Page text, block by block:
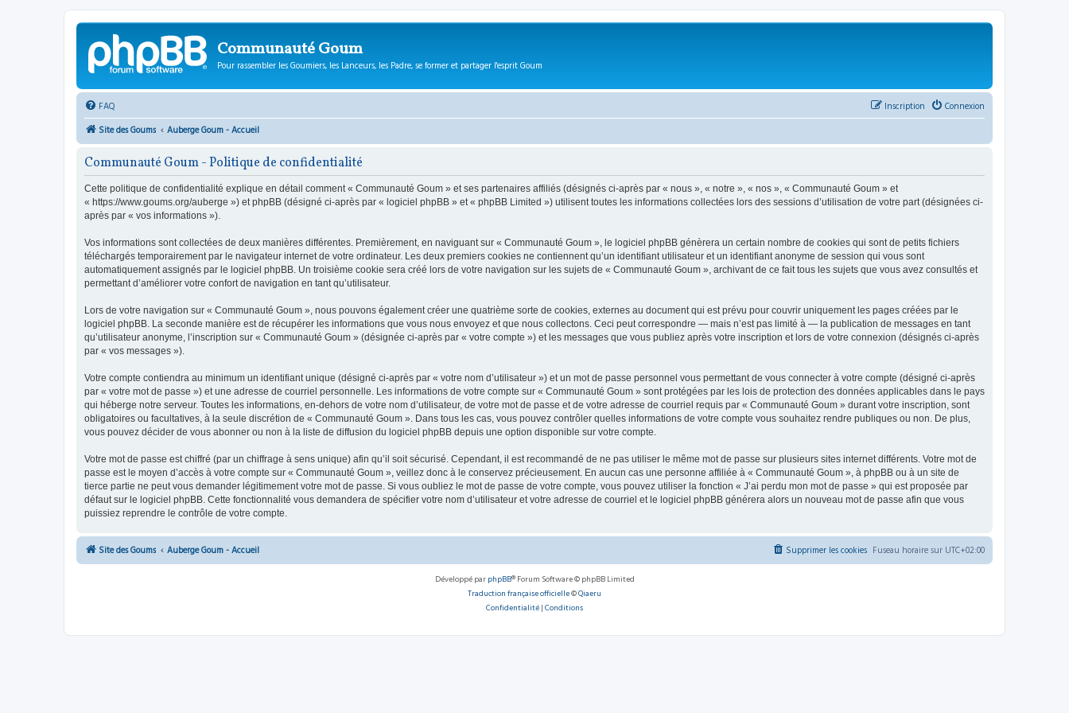
Communauté Goum
Pour rassembler les Goumiers, les Lanceurs, les Padre, se former et partager l'esprit Goum
FAQ Connexion
Inscription
Site des Goums
Auberge Goum - Accueil
Communauté Goum - Politique de confidentialité
Cette politique de confidentialité explique en détail comment « Communauté Goum » et ses partenaires affiliés (désignés ci-après par « nous », « notre », « nos », « Communauté Goum » et
« https://www.goums.org/auberge ») et phpBB (désigné ci-après par « logiciel phpBB » et « phpBB Limited ») utilisent toutes les informations collectées lors des sessions d’utilisation de votre part (désignées ci-
après par « vos informations »).
Vos informations sont collectées de deux manières différentes. Premièrement, en naviguant sur « Communauté Goum », le logiciel phpBB génèrera un certain nombre de cookies qui sont de petits fichiers
téléchargés temporairement par le navigateur internet de votre ordinateur. Les deux premiers cookies ne contiennent qu’un identifiant utilisateur et un identifiant anonyme de session qui vous sont
automatiquement assignés par le logiciel phpBB. Un troisième cookie sera créé lors de votre navigation sur les sujets de « Communauté Goum », archivant de ce fait tous les sujets que vous avez consultés et
permettant d’améliorer votre confort de navigation en tant qu’utilisateur.
Lors de votre navigation sur « Communauté Goum », nous pouvons également créer une quatrième sorte de cookies, externes au document qui est prévu pour couvrir uniquement les pages créées par le
logiciel phpBB. La seconde manière est de récupérer les informations que vous nous envoyez et que nous collectons. Ceci peut correspondre — mais n’est pas limité à — la publication de messages en tant
qu’utilisateur anonyme, l’inscription sur « Communauté Goum » (désignée ci-après par « votre compte ») et les messages que vous publiez après votre inscription et lors de votre connexion (désignés ci-après
par « vos messages »).
Votre compte contiendra au minimum un identifiant unique (désigné ci-après par « votre nom d’utilisateur ») et un mot de passe personnel vous permettant de vous connecter à votre compte (désigné ci-après
par « votre mot de passe ») et une adresse de courriel personnelle. Les informations de votre compte sur « Communauté Goum » sont protégées par les lois de protection des données applicables dans le pays
qui héberge notre serveur. Toutes les informations, en-dehors de votre nom d’utilisateur, de votre mot de passe et de votre adresse de courriel requis par « Communauté Goum » durant votre inscription, sont
obligatoires ou facultatives, à la seule discrétion de « Communauté Goum ». Dans tous les cas, vous pouvez contrôler quelles informations de votre compte vous souhaitez rendre publiques ou non. De plus,
vous pouvez décider de vous abonner ou non à la liste de diffusion du logiciel phpBB depuis une option disponible sur votre compte.
Votre mot de passe est chiffré (par un chiffrage à sens unique) afin qu’il soit sécurisé. Cependant, il est recommandé de ne pas utiliser le même mot de passe sur plusieurs sites internet différents. Votre mot de
passe est le moyen d’accès à votre compte sur « Communauté Goum », veillez donc à le conservez précieusement. En aucun cas une personne affiliée à « Communauté Goum », à phpBB ou à un site de
tierce partie ne peut vous demander légitimement votre mot de passe. Si vous oubliez le mot de passe de votre compte, vous pouvez utiliser la fonction « J’ai perdu mon mot de passe » qui est proposée par
défaut sur le logiciel phpBB. Cette fonctionnalité vous demandera de spécifier votre nom d’utilisateur et votre adresse de courriel et le logiciel phpBB générera alors un nouveau mot de passe afin que vous
puissiez reprendre le contrôle de votre compte.
Site des Goums Auberge Goum - Accueil Fuseau horaire sur UTC+02:00
Supprimer les cookies
Développé par phpBB® Forum Software © phpBB Limited
Traduction française officielle©Qiaeru
Confidentialité | Conditions